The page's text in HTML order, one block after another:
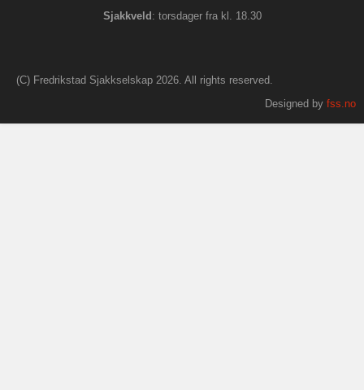
Sjakkveld : torsdager fra kl. 18.30
(C) Fredrikstad Sjakkselskap 2026. All rights reserved.
Designed by fss.no